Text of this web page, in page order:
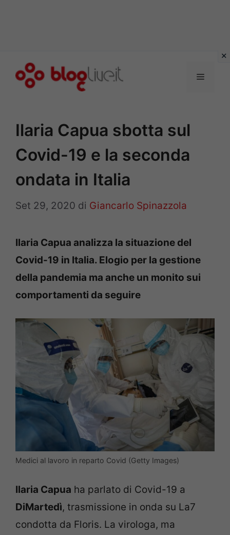
Menu
Ilaria Capua sbotta sul
Covid-19 e la seconda
ondata in Italia
Set 29, 2020 di Giancarlo Spinazzola
Ilaria Capua analizza la situazione del
Covid-19 in Italia. Elogio per la gestione
della pandemia ma anche un monito sui
comportamenti da seguire
Medici al lavoro in reparto Covid (Getty Images)
Ilaria Capua ha parlato di Covid-19 a
DiMartedì, trasmissione in onda su La7
condotta da Floris. La virologa, ma